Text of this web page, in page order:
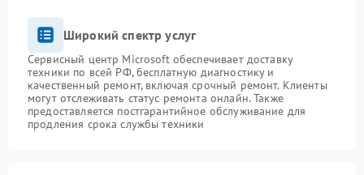
Широкий спектр услуг
Сервисный центр Microsoft обеспечивает доставку
техники по всей РФ, бесплатную диагностику и
качественный ремонт, включая срочный ремонт. Клиенты
могут отслеживать статус ремонта онлайн. Также
предоставляется постгарантийное обслуживание для
продления срока службы техники